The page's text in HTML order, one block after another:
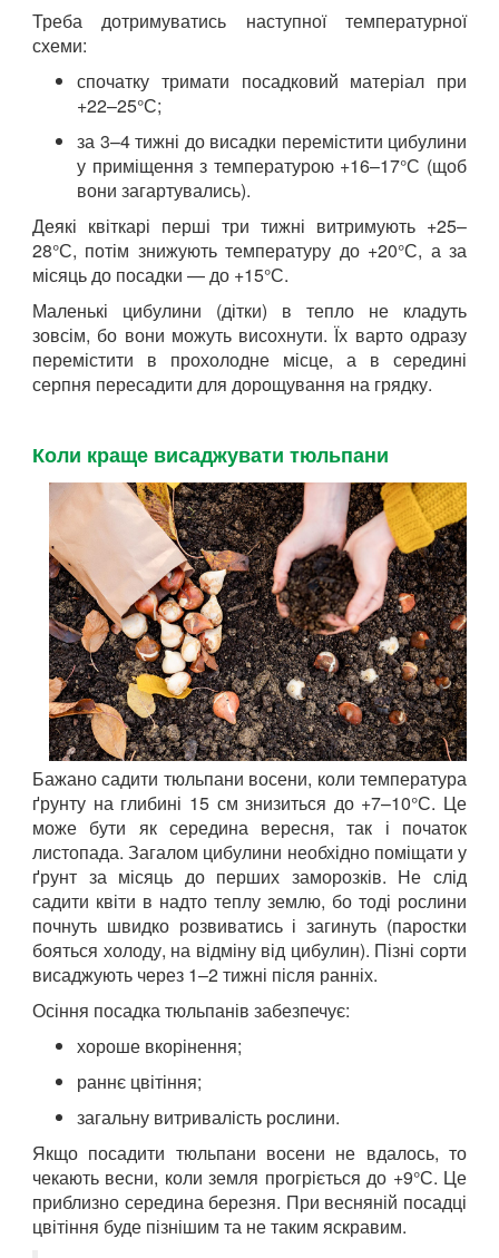
Треба дотримуватись наступної температурної
схеми:
спочатку тримати посадковий матеріал при
+22–25°С;
за 3–4 тижні до висадки перемістити цибулини
у приміщення з температурою +16–17°С (щоб
вони загартувались).
Деякі квіткарі перші три тижні витримують +25–
28°С, потім знижують температуру до +20°С, а за
місяць до посадки — до +15°С.
Маленькі цибулини (дітки) в тепло не кладуть
зовсім, бо вони можуть висохнути. Їх варто одразу
перемістити в прохолодне місце, а в середині
серпня пересадити для дорощування на грядку.
Коли краще висаджувати тюльпани
Бажано садити тюльпани восени, коли температура
ґрунту на глибині 15 см знизиться до +7–10°С. Це
може бути як середина вересня, так і початок
листопада. Загалом цибулини необхідно поміщати у
ґрунт за місяць до перших заморозків. Не слід
садити квіти в надто теплу землю, бо тоді рослини
почнуть швидко розвиватись і загинуть (паростки
бояться холоду, на відміну від цибулин). Пізні сорти
висаджують через 1–2 тижні після ранніх.
Осіння посадка тюльпанів забезпечує:
хороше вкорінення;
раннє цвітіння;
загальну витривалість рослини.
Якщо посадити тюльпани восени не вдалось, то
чекають весни, коли земля прогріється до +9°С. Це
приблизно середина березня. При весняній посадці
цвітіння буде пізнішим та не таким яскравим.